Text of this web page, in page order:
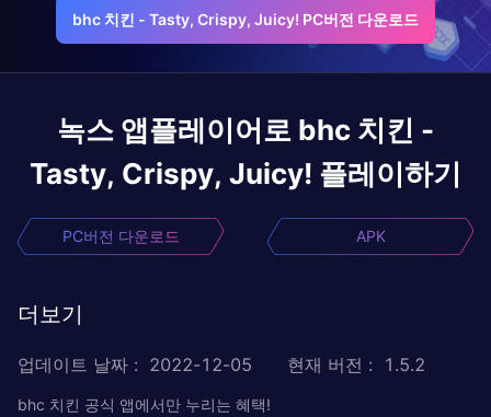
bhc 치킨 - Tasty, Crispy, Juicy! PC버전 다운로드
녹스 앱플레이어로 bhc 치킨 -
Tasty, Crispy, Juicy! 플레이하기
PC버전 다운로드 APK
더보기
업데이트 날짜 : 2022-12-05 현재 버전 : 1.5.2
bhc 치킨 공식 앱에서만 누리는 혜택!